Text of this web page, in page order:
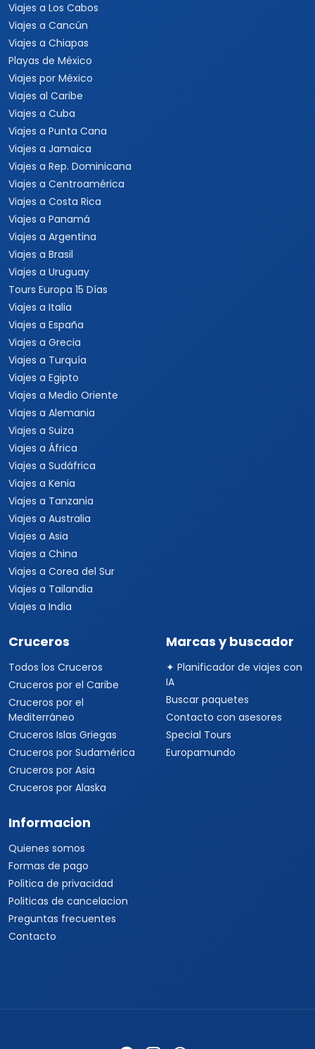
Viajes a Los Cabos
Viajes a Cancún
Viajes a Chiapas
Playas de México
Viajes por México
Viajes al Caribe
Viajes a Cuba
Viajes a Punta Cana
Viajes a Jamaica
Viajes a Rep. Dominicana
Viajes a Centroamérica
Viajes a Costa Rica
Viajes a Panamá
Viajes a Argentina
Viajes a Brasil
Viajes a Uruguay
Tours Europa 15 Días
Viajes a Italia
Viajes a España
Viajes a Grecia
Viajes a Turquía
Viajes a Egipto
Viajes a Medio Oriente
Viajes a Alemania
Viajes a Suiza
Viajes a África
Viajes a Sudáfrica
Viajes a Kenia
Viajes a Tanzania
Viajes a Australia
Viajes a Asia
Viajes a China
Viajes a Corea del Sur
Viajes a Tailandia
Viajes a India
Cruceros
Todos los Cruceros
Cruceros por el Caribe
Cruceros por el
Mediterráneo
Cruceros Islas Griegas
Cruceros por Sudamérica
Cruceros por Asia
Cruceros por Alaska
Marcas y buscador
✦ Planificador de viajes con
IA
Buscar paquetes
Contacto con asesores
Special Tours
Europamundo
Informacion
Quienes somos
Formas de pago
Politica de privacidad
Politicas de cancelacion
Preguntas frecuentes
Contacto